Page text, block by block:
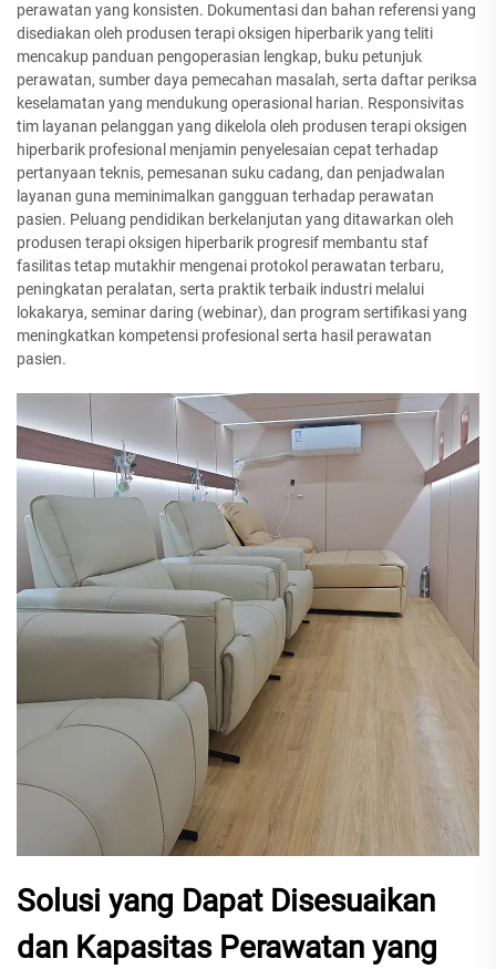
perawatan yang konsisten. Dokumentasi dan bahan referensi yang
disediakan oleh produsen terapi oksigen hiperbarik yang teliti
mencakup panduan pengoperasian lengkap, buku petunjuk
perawatan, sumber daya pemecahan masalah, serta daftar periksa
keselamatan yang mendukung operasional harian. Responsivitas
tim layanan pelanggan yang dikelola oleh produsen terapi oksigen
hiperbarik profesional menjamin penyelesaian cepat terhadap
pertanyaan teknis, pemesanan suku cadang, dan penjadwalan
layanan guna meminimalkan gangguan terhadap perawatan
pasien. Peluang pendidikan berkelanjutan yang ditawarkan oleh
produsen terapi oksigen hiperbarik progresif membantu staf
fasilitas tetap mutakhir mengenai protokol perawatan terbaru,
peningkatan peralatan, serta praktik terbaik industri melalui
lokakarya, seminar daring (webinar), dan program sertifikasi yang
meningkatkan kompetensi profesional serta hasil perawatan
pasien.
Solusi yang Dapat Disesuaikan
dan Kapasitas Perawatan yang